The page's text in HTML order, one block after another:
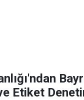
Etiket